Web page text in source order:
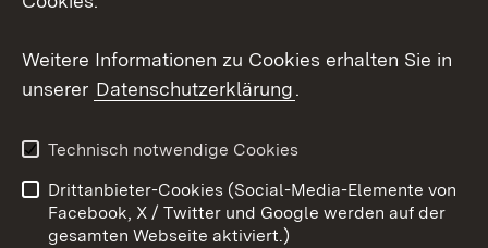
Barrierefreiheit
Benutzungshinweise
Impressum
Cookies
Weitere Informationen zu Cookies erhalten Sie in
unserer Datenschutzerklärung.
Technisch notwendige Cookies
Drittanbieter-Cookies (Social-Media-Elemente von
Facebook, X / Twitter und Google werden auf der
gesamten Webseite aktiviert.)